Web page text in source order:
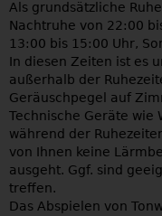
Als grundsätzliche
Nachtruhe von 22:00
13:00 bis 15:00 Uhr,
In diesen Zeiten ist es
außerhalb der
Geräuschpegel auf
Technische Geräte wie
während der
von Ihnen keine
ausgeht. Ggf. sind
treffen.
Das Abspielen von